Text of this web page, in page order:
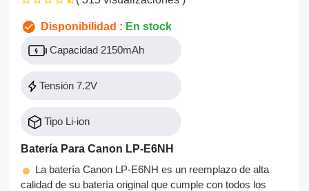
Disponibilidad : En stock
Capacidad 2150mAh
Tensión 7.2V
Tipo Li-ion
Batería Para Canon LP-E6NH
La batería Canon LP-E6NH es un reemplazo de alta
calidad de su batería original que cumple con todos los